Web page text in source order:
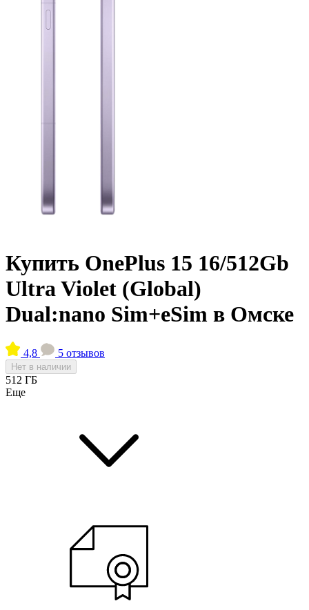
Купить OnePlus 15 16/512Gb
Ultra Violet (Global)
Dual:nano Sim+eSim в Омске
4,8 5 отзывов
Нет в наличии
512 ГБ
Еще